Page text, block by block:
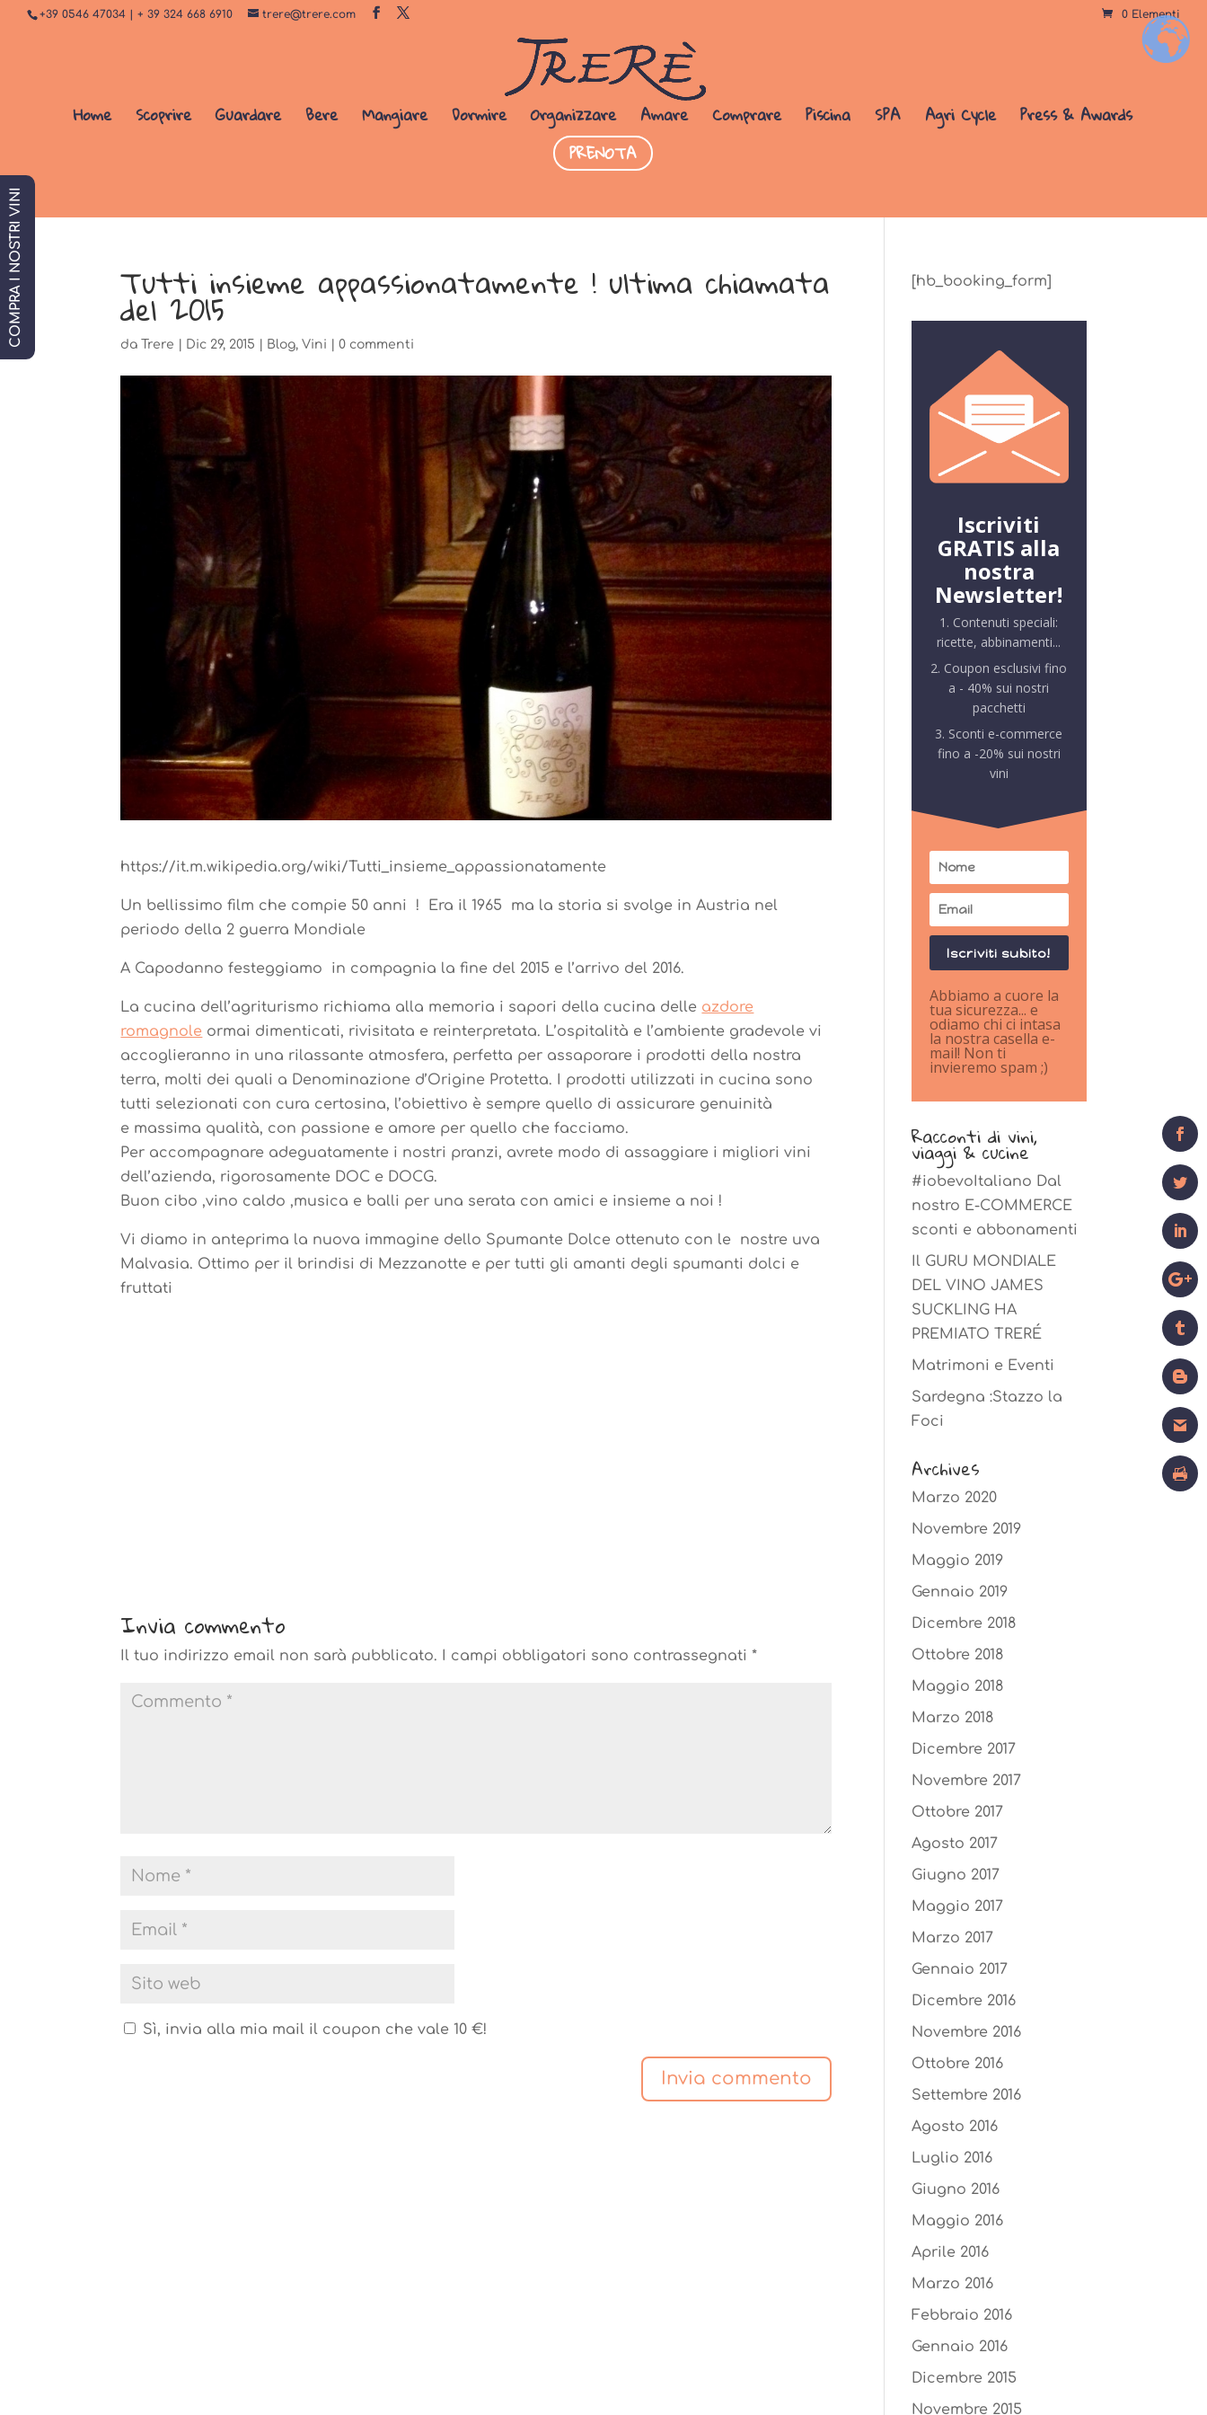
+39 0546 47034 | + 39 324 668 6910 trere@trere.com 0 Elementi
Home Scoprire Guardare Bere Mangiare Dormire Organizzare Amare Comprare Piscina SPA Agri Cycle
Press & Awards
PRENOTA
Tutti insieme appassionatamente ! ultima chiamata
del 2015
da Trere Dic 29, 2015 Blog,Vini |0 commenti
https://it.m.wikipedia.org/wiki/Tutti_insieme_appassionatamente
Un bellissimo film che compie 50 anni ! Era il 1965 ma la storia si svolge in Austria nel
periodo della 2 guerra Mondiale
A Capodanno festeggiamo in compagnia la fine del 2015 e l’arrivo del 2016.
La cucina dell’agriturismo richiama alla memoria i sapori della cucina delle azdore
romagnole ormai dimenticati, rivisitata e reinterpretata. L’ospitalità e l’ambiente gradevole vi
accoglieranno in una rilassante atmosfera, perfetta per assaporare i prodotti della nostra
terra, molti dei quali a Denominazione d’Origine Protetta. I prodotti utilizzati in cucina sono
tutti selezionati con cura certosina, l’obiettivo è sempre quello di assicurare genuinità
e massima qualità, con passione e amore per quello che facciamo.
Per accompagnare adeguatamente i nostri pranzi, avrete modo di assaggiare i migliori vini
dell’azienda, rigorosamente DOC e DOCG.
Buon cibo ,vino caldo ,musica e balli per una serata con amici e insieme a noi !
Vi diamo in anteprima la nuova immagine dello Spumante Dolce ottenuto con le nostre uva
Malvasia. Ottimo per il brindisi di Mezzanotte e per tutti gli amanti degli spumanti dolci e
fruttati
Invia commento
Il tuo indirizzo email non sarà pubblicato. I campi obbligatori sono contrassegnati*
Sì, invia alla mia mail il coupon che vale 10 €!
[hb_booking_form]
Iscriviti
GRATIS alla
nostra
Newsletter!
1. Contenuti speciali:
ricette, abbinamenti...
2. Coupon esclusivi fino
a - 40% sui nostri
pacchetti
3. Sconti e-commerce
fino a -20% sui nostri
vini
Iscriviti subito!
Abbiamo a cuore la
tua sicurezza... e
odiamo chi ci intasa
la nostra casella e-
mail! Non ti
invieremo spam ;)
Racconti di vini,
viaggi & cucine
#iobevoItaliano Dal
nostro E-COMMERCE
sconti e abbonamenti
Il GURU MONDIALE
DEL VINO JAMES
SUCKLING HA
PREMIATO TRERÉ
Matrimoni e Eventi
Sardegna :Stazzo la
Foci
Archives
Marzo 2020
Novembre 2019
Maggio 2019
Gennaio 2019
Dicembre 2018
Ottobre 2018
Maggio 2018
Marzo 2018
Dicembre 2017
Novembre 2017
Ottobre 2017
Agosto 2017
Giugno 2017
Maggio 2017
Marzo 2017
Gennaio 2017
Dicembre 2016
Novembre 2016
Ottobre 2016
Settembre 2016
Agosto 2016
Luglio 2016
Giugno 2016
Maggio 2016
Aprile 2016
Marzo 2016
Febbraio 2016
Gennaio 2016
Dicembre 2015
Novembre 2015
+
COMPRA I NOSTRI VINI